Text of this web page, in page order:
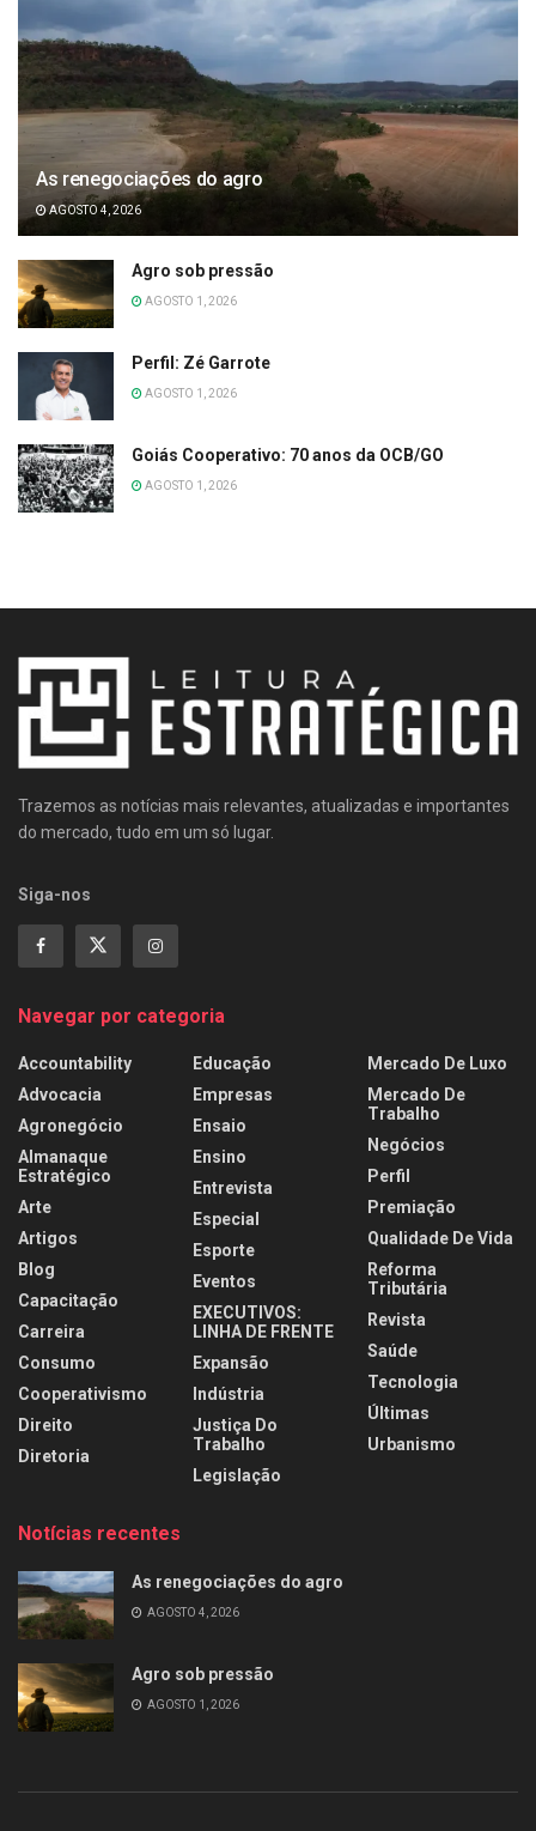
As renegociações do agro
AGOSTO 4, 2026
Agro sob pressão
AGOSTO 1, 2026
Perfil: Zé Garrote
AGOSTO 1, 2026
Goiás Cooperativo: 70 anos da OCB/GO
AGOSTO 1, 2026
Trazemos as notícias mais relevantes, atualizadas e importantes
do mercado, tudo em um só lugar.
Siga-nos
Navegar por categoria
Accountability
Advocacia
Agronegócio
Almanaque
Estratégico
Arte
Artigos
Blog
Capacitação
Carreira
Consumo
Cooperativismo
Direito
Diretoria
Educação
Empresas
Ensaio
Ensino
Entrevista
Especial
Esporte
Eventos
EXECUTIVOS:
LINHA DE FRENTE
Expansão
Indústria
Justiça Do
Trabalho
Legislação
Mercado De Luxo
Mercado De
Trabalho
Negócios
Perfil
Premiação
Qualidade De Vida
Reforma
Tributária
Revista
Saúde
Tecnologia
Últimas
Urbanismo
Notícias recentes
As renegociações do agro
AGOSTO 4, 2026
Agro sob pressão
AGOSTO 1, 2026